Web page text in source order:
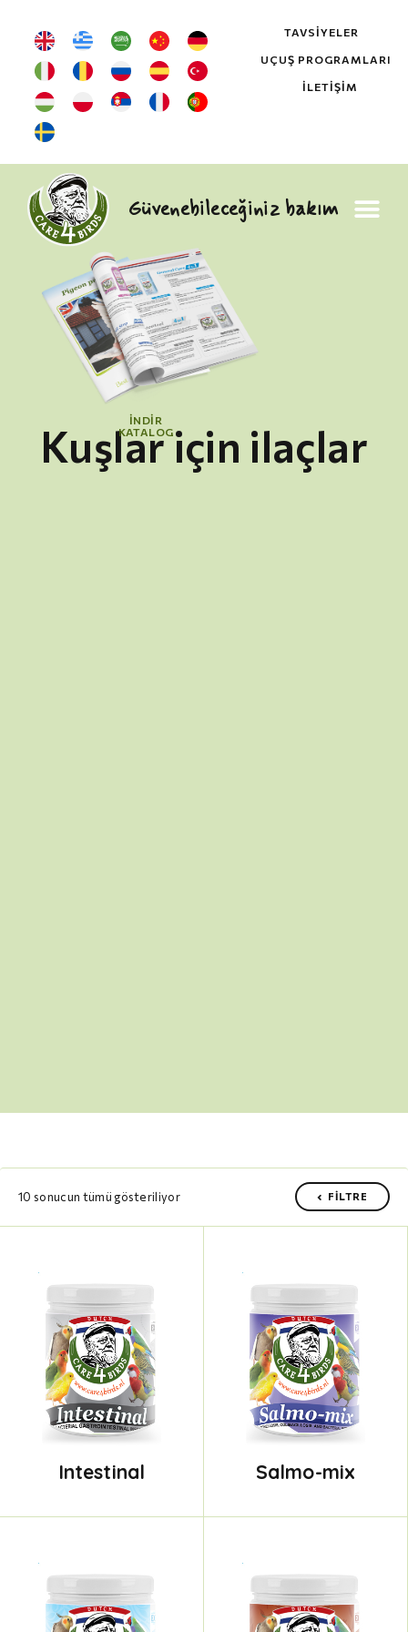
TAVSIYELER
UÇUŞ PROGRAMLARI
İLETIŞIM
Güvenebileceğiniz bakım
İNDİR
KATALOG
Kuşlar için ilaçlar
10 sonucun tümü gösteriliyor FILTRE
Intestinal Salmo-mix